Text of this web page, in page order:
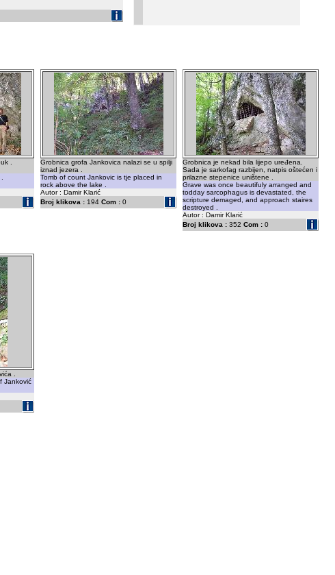
.
Grobnica grofa Jankovica nalazi se u spilji
iznad jezera .
Tomb of count Jankovic is tje placed in
rock above the lake .
Autor : Damir Klarić
Broj klikova : 194 Com : 0
Grobnica je nekad bila lijepo uređena.
Sada je sarkofag razbijen, natpis oštećen i
prilazne stepenice uništene .
Grave was once beautifuly arranged and
todday sarcophagus is devastated, the
scripture demaged, and approach staires
destroyed .
Autor : Damir Klarić
Broj klikova : 352 Com : 0
.
Janković